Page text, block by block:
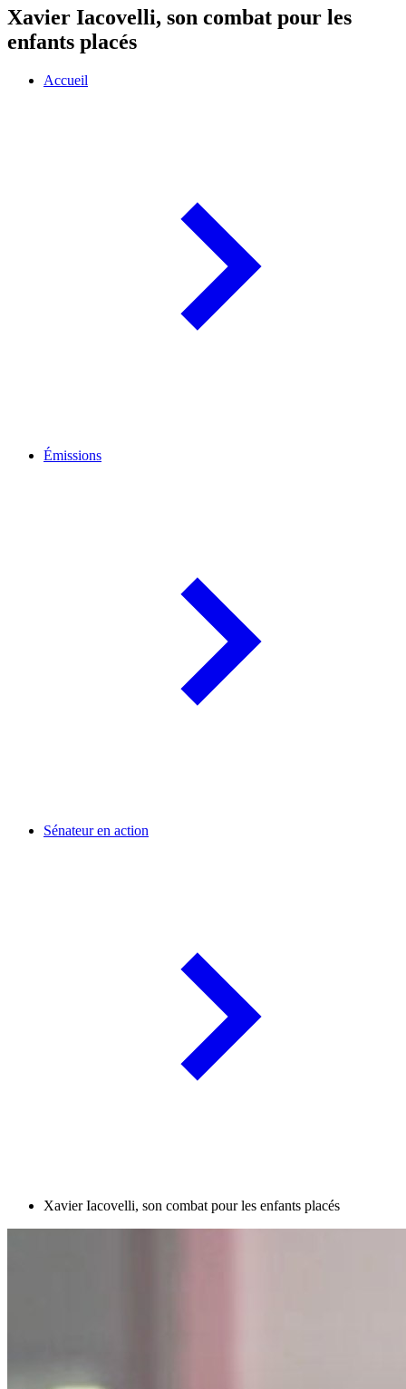
Xavier Iacovelli, son combat pour les
enfants placés
Accueil
Émissions
Sénateur en action
Xavier Iacovelli, son combat pour les enfants placés